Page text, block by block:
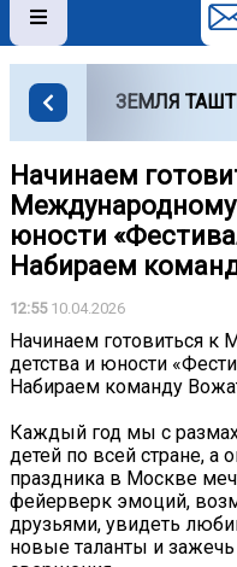
ЗЕМЛЯ
Начинаем
юности
Набираем
12:5510.04.2026
Начинаем готовиться
детства и юности
Набираем команду
Каждый год мы с
детей по всей стране, а
праздника в Москве
фейерверк эмоций,
друзьями, увидеть
новые таланты и